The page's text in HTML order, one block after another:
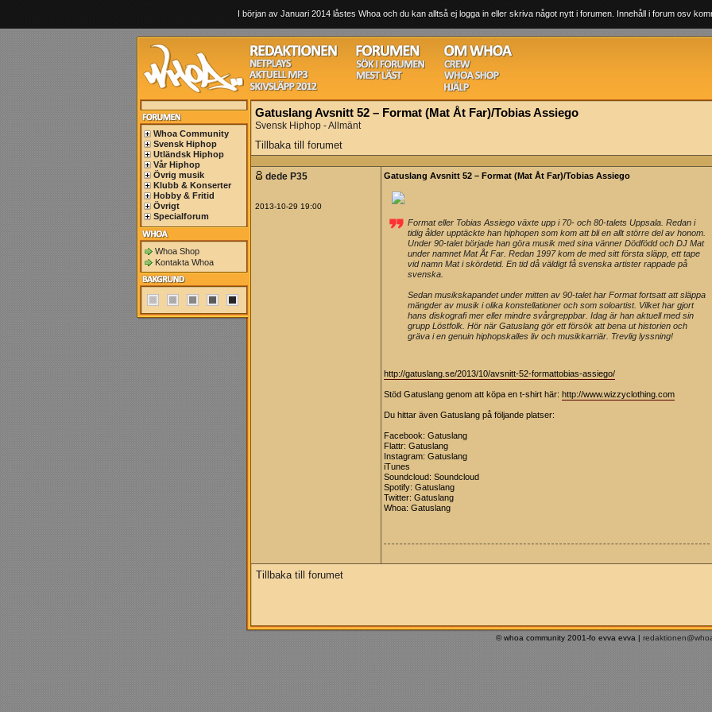
I början av Januari 2014 låstes Whoa och du kan alltså ej logga in eller skriva något nytt i forumen. Innehåll i forum osv
Whoa Community
Svensk Hiphop
Utländsk Hiphop
Vår Hiphop
Övrig musik
Klubb & Konserter
Hobby & Fritid
Övrigt
Specialforum
Whoa Shop
Kontakta Whoa
Gatuslang Avsnitt 52 – Format (Mat Åt Far)/Tobias Assiego
Svensk Hiphop - Allmänt
Tillbaka till forumet
dede P35
2013-10-29 19:00
Gatuslang Avsnitt 52 – Format (Mat Åt Far)/Tobias Assiego
Format eller Tobias Assiego växte upp i 70- och 80-talets Uppsala. Redan i
tidig ålder upptäckte han hiphopen som kom att bli en allt större del av honom.
Under 90-talet började han göra musik med sina vänner Dödfödd och DJ Mat
under namnet Mat Åt Far. Redan 1997 kom de med sitt första släpp, ett tape
vid namn Mat i skördetid. En tid då väldigt få svenska artister rappade på
svenska.
Sedan musikskapandet under mitten av 90-talet har Format fortsatt att släppa
mängder av musik i olika konstellationer och som soloartist. Vilket har gjort
hans diskografi mer eller mindre svårgreppbar. Idag är han aktuell med sin
grupp Löstfolk. Hör när Gatuslang gör ett försök att bena ut historien och
gräva i en genuin hiphopskalles liv och musikkarriär. Trevlig lyssning!
http://gatuslang.se/2013/10/avsnitt-52-formattobias-assiego/
Stöd Gatuslang genom att köpa en t-shirt här: http://www.wizzyclothing.com
Du hittar även Gatuslang på följande platser:
Facebook: Gatuslang
Flattr: Gatuslang
Instagram: Gatuslang
iTunes
Soundcloud: Soundcloud
Spotify: Gatuslang
Twitter: Gatuslang
Whoa: Gatuslang
Tillbaka till forumet
© whoa community 2001-fo evva evva |